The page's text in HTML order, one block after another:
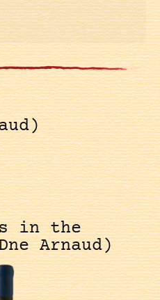
in the
Arnaud)